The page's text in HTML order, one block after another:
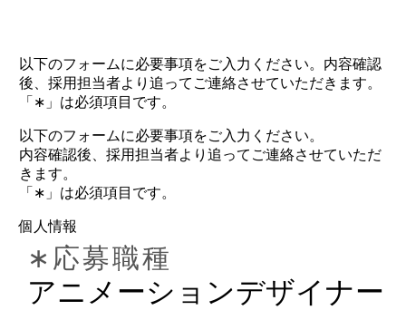
以下のフォームに必要事項をご入力ください。内容確認
後、採用担当者より追ってご連絡させていただきます。
「∗」は必須項目です。
以下のフォームに必要事項をご入力ください。
内容確認後、採用担当者より追ってご連絡させていただ
きます。
「∗」は必須項目です。
個人情報
∗応募職種
アニメーションデザイナー